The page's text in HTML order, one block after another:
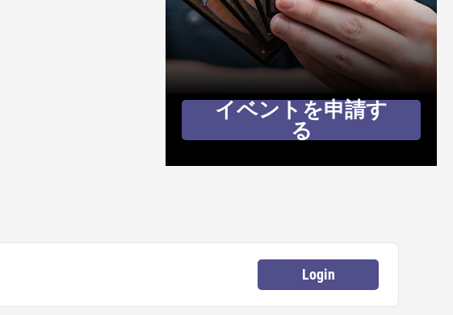
イベントを申請す
る
Login